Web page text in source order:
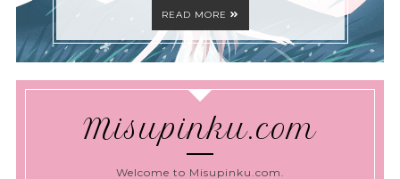
READ MORE
Misupinku.com
Welcome to Misupinku.com.